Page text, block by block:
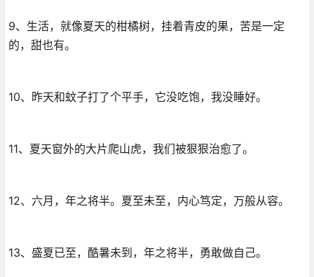
9、生活，就像夏天的柑橘树，挂着青皮的果，苦是一定
的，甜也有。
10、昨天和蚊子打了个平手，它没吃饱，我没睡好。
11、夏天窗外的大片爬山虎，我们被狠狠治愈了。
12、六月，年之将半。夏至未至，内心笃定，万般从容。
13、盛夏已至，酷暑未到，年之将半，勇敢做自己。